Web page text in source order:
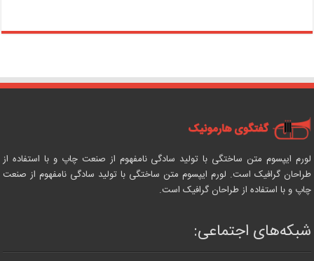
لورم ایپسوم متن ساختگی با تولید سادگی نامفهوم از صنعت چاپ و با استفاده از
طراحان گرافیک است. لورم ایپسوم متن ساختگی با تولید سادگی نامفهوم از صنعت
چاپ و با استفاده از طراحان گرافیک است.
شبکه‌های اجتماعی: